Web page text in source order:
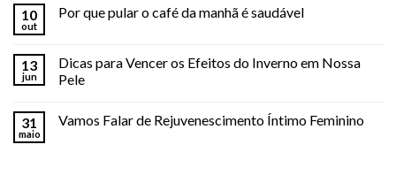
10
out
Por que pular o café da manhã é saudável
13
jun
Dicas para Vencer os Efeitos do Inverno em Nossa
Pele
31
maio
Vamos Falar de Rejuvenescimento Íntimo Feminino